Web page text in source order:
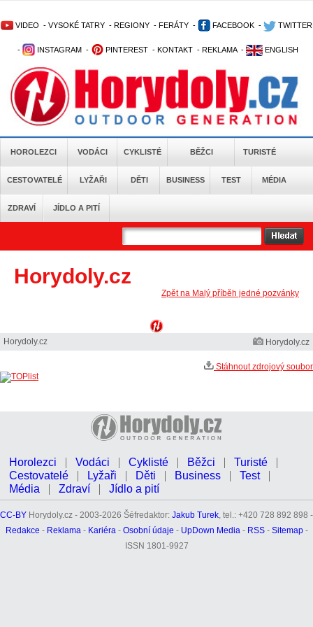
VIDEO - VYSOKÉ TATRY - REGIONY - FERÁTY - FACEBOOK - TWITTER
- INSTAGRAM - PINTEREST - KONTAKT - REKLAMA - ENGLISH
HOROLEZCI VODÁCI CYKLISTÉ BĚŽCI TURISTÉ
CESTOVATELÉ LYŽAŘI DĚTI BUSINESS TEST MÉDIA
ZDRAVÍ JÍDLO A PITÍ
Horydoly.cz
Zpět na Malý příběh jedné pozvánky
Horydoly.cz Horydoly.cz
Stáhnout zdrojový soubor
Horolezci Vodáci Cyklisté Běžci
Turisté
Cestovatelé
Lyžaři Děti Business
Test
Média
Zdraví Jídlo a pití
CC-BY Horydoly.cz - 2003-2026 Šéfredaktor: Jakub Turek, tel.: +420 728 892 898 -
Redakce - Reklama- Kariéra- Osobní údaje - UpDown Media- RSS- Sitemap-
ISSN 1801-9927